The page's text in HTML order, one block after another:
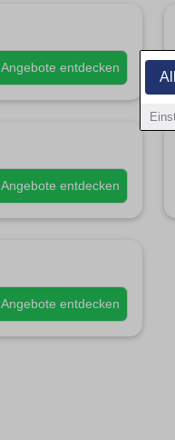
Angebote entdecken
Angebote entdecken
Angebote entdecken